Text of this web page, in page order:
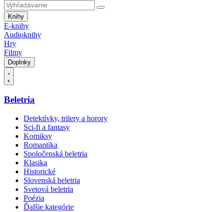
Knihy
E-knihy
Audioknihy
Hry
Filmy
Doplnky
Beletria
Detektívky, trilery a horory
Sci-fi a fantasy
Komiksy
Romantika
Spoločenská beletria
Klasika
Historické
Slovenská beletria
Svetová beletria
Poézia
Ďalšie kategórie